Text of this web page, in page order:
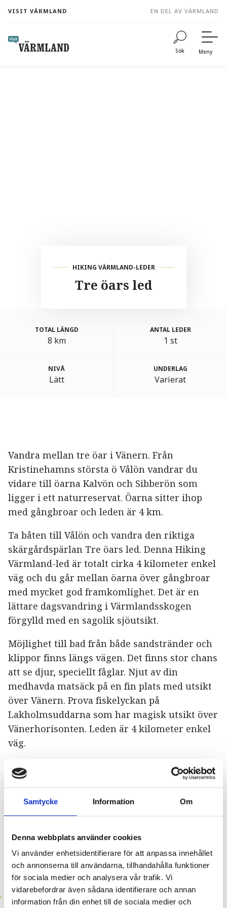
Samtycke Information Om
Denna webbplats använder cookies
Vi använder enhetsidentifierare för att anpassa innehållet
och annonserna till användarna, tillhandahålla funktioner
för sociala medier och analysera vår trafik. Vi
vidarebefordrar även sådana identifierare och annan
information från din enhet till de sociala medier och
content
VISIT VÄRMLAND EN DEL AV VÄRMLAND
Sök Meny
HIKING VÄRMLAND-LEDER
Tre öars led
TOTAL LÄNGD
8 km
ANTAL LEDER
1 st
NIVÅ
Lätt
UNDERLAG
Varierat
Vandra mellan tre öar i Vänern. Från
Kristinehamns största ö Vålön vandrar du
vidare till öarna Kalvön och Sibberön som
ligger i ett naturreservat. Öarna sitter ihop
med gångbroar och leden är 4 km.
Ta båten till Vålön och vandra den riktiga
skärgårdspärlan Tre öars led. Denna Hiking
Värmland-led är totalt cirka 4 kilometer enkel
väg och du går mellan öarna över gångbroar
med mycket god framkomlighet. Det är en
lättare dagsvandring i Värmlandsskogen
förgylld med en sagolik sjöutsikt.
Möjlighet till bad från både sandstränder och
klippor finns längs vägen. Det finns stor chans
att se djur, speciellt fåglar. Njut av din
medhavda matsäck på en fin plats med utsikt
över Vänern. Prova fiskelyckan på
Lakholmsuddarna som har magisk utsikt över
Vänerhorisonten. Leden är 4 kilometer enkel
väg.
Ta dig hit
För att ta dig till öarna krävs båt. Under
avgår från Vålösundsbryggan i Kristinehamns
skärgård. Mer information om turer,
tidtabeller och priserhittar du här
Uthyrning av motorbåt –Våg – Take a vawe